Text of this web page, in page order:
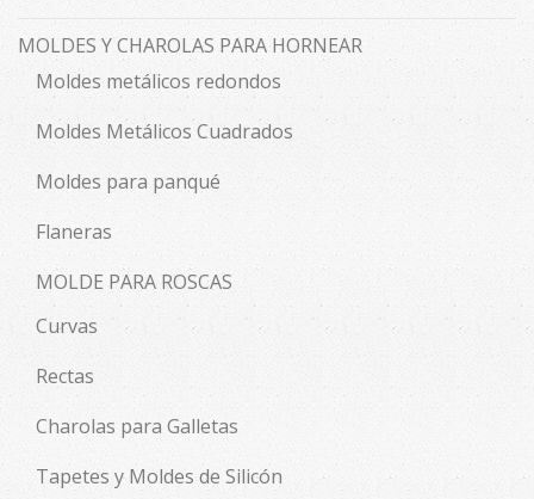
MOLDES Y CHAROLAS PARA HORNEAR
Moldes metálicos redondos
Moldes Metálicos Cuadrados
Moldes para panqué
Flaneras
MOLDE PARA ROSCAS
Curvas
Rectas
Charolas para Galletas
Tapetes y Moldes de Silicón